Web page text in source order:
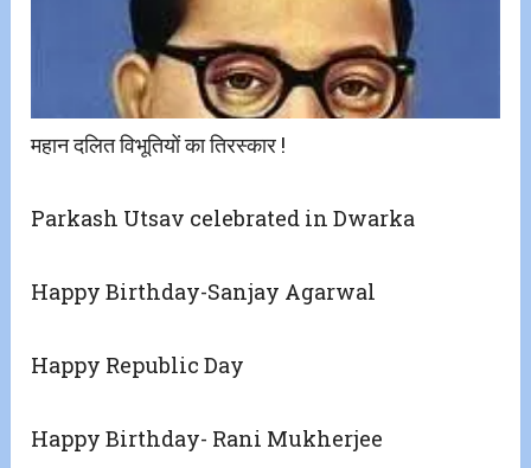
महान दलित विभूतियों का तिरस्कार !
Parkash Utsav celebrated in Dwarka
Happy Birthday-Sanjay Agarwal
Happy Republic Day
Happy Birthday- Rani Mukherjee